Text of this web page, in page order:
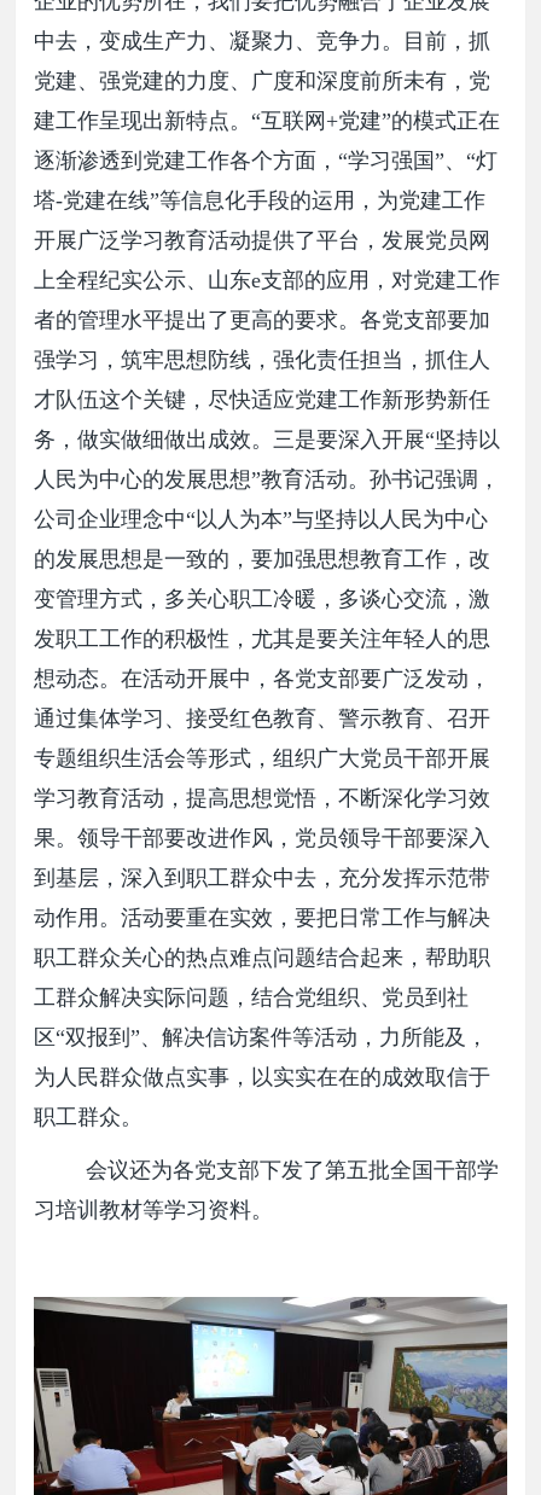
中去，变成生产力、凝聚力、竞争力。目前，抓
党建、强党建的力度、广度和深度前所未有，党
建工作呈现出新特点。“互联网+党建”的模式正在
逐渐渗透到党建工作各个方面，“学习强国”、“灯
塔-党建在线”等信息化手段的运用，为党建工作
开展广泛学习教育活动提供了平台，发展党员网
上全程纪实公示、山东e支部的应用，对党建工作
者的管理水平提出了更高的要求。各党支部要加
强学习，筑牢思想防线，强化责任担当，抓住人
才队伍这个关键，尽快适应党建工作新形势新任
务，做实做细做出成效。三是要深入开展“坚持以
人民为中心的发展思想”教育活动。孙书记强调，
公司企业理念中“以人为本”与坚持以人民为中心
的发展思想是一致的，要加强思想教育工作，改
变管理方式，多关心职工冷暖，多谈心交流，激
发职工工作的积极性，尤其是要关注年轻人的思
想动态。在活动开展中，各党支部要广泛发动，
通过集体学习、接受红色教育、警示教育、召开
专题组织生活会等形式，组织广大党员干部开展
学习教育活动，提高思想觉悟，不断深化学习效
果。领导干部要改进作风，党员领导干部要深入
到基层，深入到职工群众中去，充分发挥示范带
动作用。活动要重在实效，要把日常工作与解决
职工群众关心的热点难点问题结合起来，帮助职
工群众解决实际问题，结合党组织、党员到社
区“双报到”、解决信访案件等活动，力所能及，
为人民群众做点实事，以实实在在的成效取信于
职工群众。
会议还为各党支部下发了第五批全国干部学
习培训教材等学习资料。